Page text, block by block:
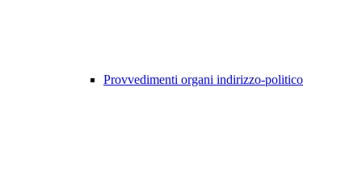
Provvedimenti organi indirizzo-politico